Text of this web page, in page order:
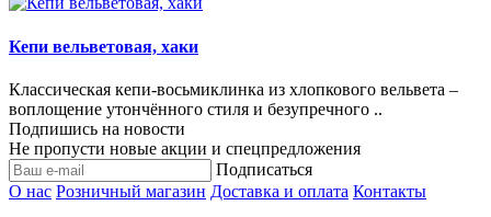
Кепи вельветовая, хаки
Классическая кепи-восьмиклинка из хлопкового вельвета –
воплощение утончённого стиля и безупречного ..
Подпишись на новости
Не пропусти новые акции и спецпредложения
Подписаться
О нас Розничный магазин Доставка и оплата Контакты